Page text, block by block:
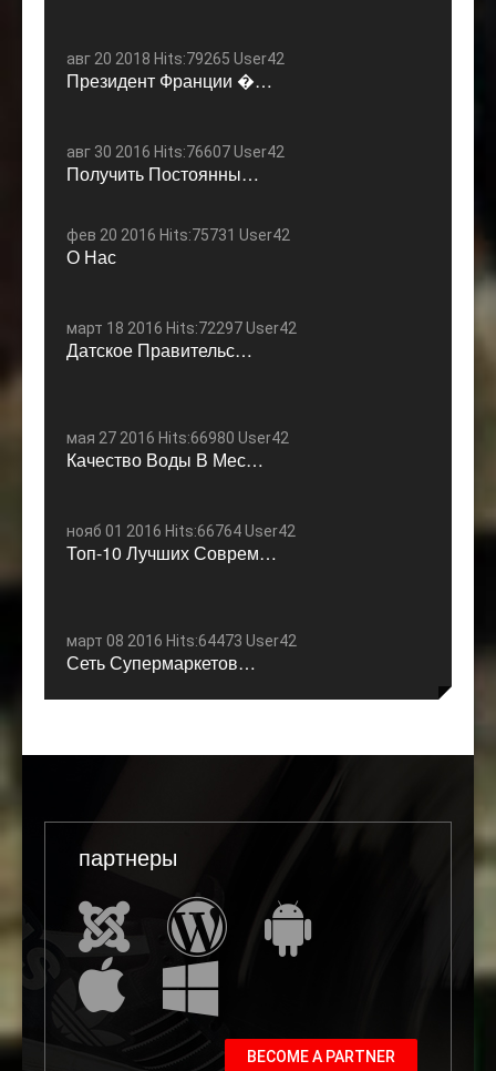
авг 20 2018 Hits:79265 User42
Президент Франции �…
авг 30 2016 Hits:76607 User42
Получить Постоянны…
фев 20 2016 Hits:75731 User42
О Нас
март 18 2016 Hits:72297 User42
Датское Правительс…
мая 27 2016 Hits:66980 User42
Качество Воды В Мес…
нояб 01 2016 Hits:66764 User42
Топ-10 Лучших Соврем…
март 08 2016 Hits:64473 User42
Сеть Супермаркетов…
партнеры
BECOME A PARTNER